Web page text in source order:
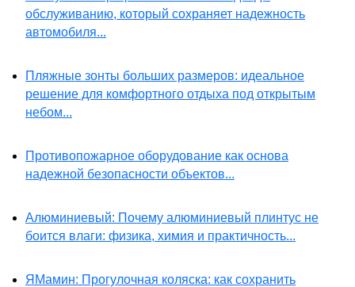
обслуживанию, который сохраняет надежность
автомобиля...
Пляжные зонты больших размеров: идеальное
решение для комфортного отдыха под открытым
небом...
Противопожарное оборудование как основа
надежной безопасности объектов...
Алюминиевый: Почему алюминиевый плинтус не
боится влаги: физика, химия и практичность...
ЯМамин: Прогулочная коляска: как сохранить